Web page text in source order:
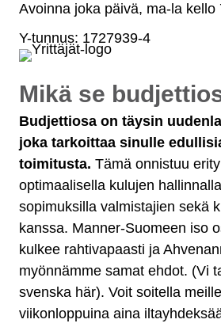
Avoinna joka päivä, ma-la kello
Y-tunnus: 1727939-4
Mikä se
Budjettiosa on täysin
joka tarkoittaa sinulle
toimitusta. Tämä onnistuu
optimaalisella kulujen
sopimuksilla valmistajien sekä
kanssa. Manner-Suomeen iso
kulkee rahtivapaasti ja
myönnämme samat ehdot. (Vi
svenska här). Voit soitella
viikonloppuina aina